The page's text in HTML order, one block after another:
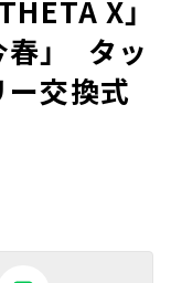
X」
春」 タッ
ー交換式